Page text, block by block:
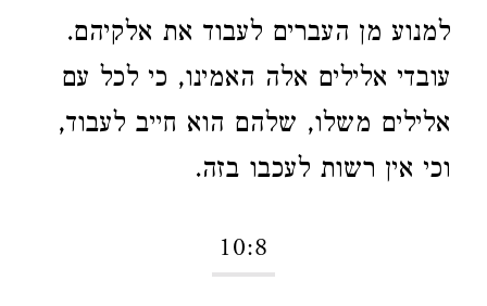
למנוע מן העברים לעבוד את אלקיהם.
עובדי אלילים אלה האמינו, כי לכל עם
אלילים משלו, שלהם הוא חייב לעבוד,
וכי אין רשות לעכבו בזה.
10:8